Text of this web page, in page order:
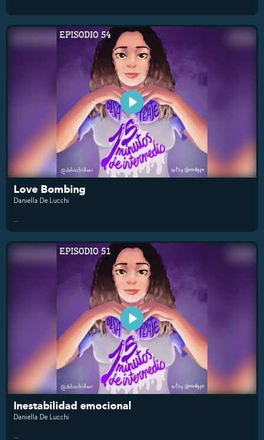
Love Bombing
Daniella De Lucchi
...
Inestabilidad emocional
Daniella De Lucchi
...